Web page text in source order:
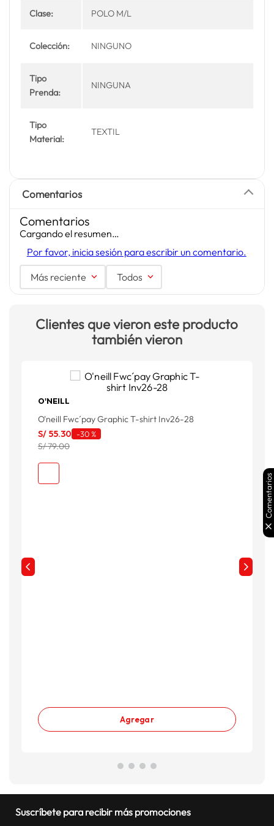
Clase: POLO M/L
Colección: NINGUNO
Tipo
Prenda:
NINGUNA
Tipo
Material:
TEXTIL
Comentarios
Comentarios
Cargando el resumen…
Por favor, inicia sesión para escribir un comentario.
Más reciente Todos
Clientes que vieron este producto
también vieron
O'NEILL
O'neill Fwc´pay Graphic T-shirt Inv26-28
S/ 55.30 -30 %
S/ 79.00
Agregar
Suscríbete para recibir más promociones
Comentarios